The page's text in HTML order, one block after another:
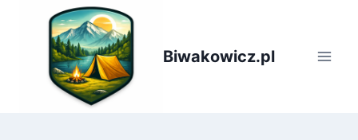
Biwakowicz.pl